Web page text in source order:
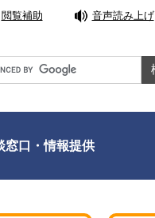
閲覧補助 音声読み上げ
窓口・情報提供